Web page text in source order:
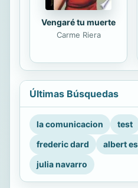
Vengaré tu muerte
Carme Riera
Últimas Búsquedas
la comunicacion test
frederic dard
albert
julia navarro